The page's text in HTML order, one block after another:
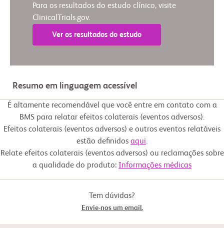
Para os resultados do estudo clínico, visite
ClinicalTrials.gov.
Ver os resultados do estudo
Resumo em linguagem acessível
É altamente recomendável que você entre em contato com a
BMS para relatar efeitos colaterais (eventos adversos).
Efeitos colaterais (eventos adversos) e outros eventos relatáveis
estão definidos aqui.
Relate efeitos colaterais (eventos adversos) ou reclamações sobre
a qualidade do produto: Informações médicas
Tem dúvidas?
Envie-nos um email.